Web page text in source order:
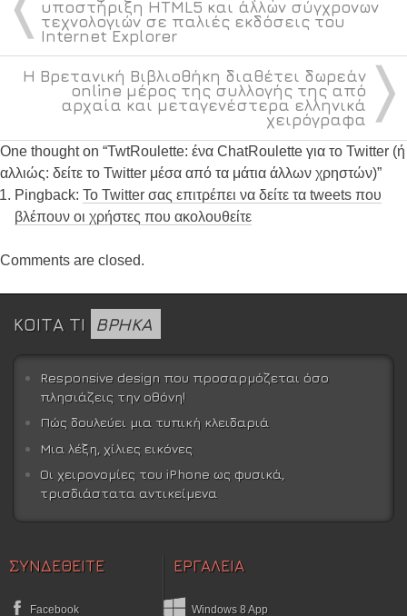
υποστήριξη HTML5 και άλλων σύγχρονων
τεχνολογιών σε παλιές εκδόσεις του
Internet Explorer
〉
Η Βρετανική Βιβλιοθήκη διαθέτει δωρεάν
online μέρος της συλλογής της από
αρχαία και μεταγενέστερα ελληνικά
χειρόγραφα
One thought on “TwtRoulette: ένα ChatRoulette για το Twitter (ή
αλλιώς: δείτε το Twitter μέσα από τα μάτια άλλων χρηστών)”
Pingback: Το Twitter σας επιτρέπει να δείτε τα tweets που
βλέπουν οι χρήστες που ακολουθείτε
Comments are closed.
ΚΟΙΤΑ ΤΙ ΒΡΗΚΑ
Responsive design που προσαρμόζεται όσο
πλησιάζεις την οθόνη!
Πώς δουλεύει μια τυπική κλειδαριά
Μια λέξη, χίλιες εικόνες
Οι χειρονομίες του iPhone ως φυσικά,
τρισδιάστατα αντικείμενα
ΣΥΝΔΕΘΕΙΤΕ
Facebook
ΕΡΓΑΛΕΙΑ
Windows 8 App